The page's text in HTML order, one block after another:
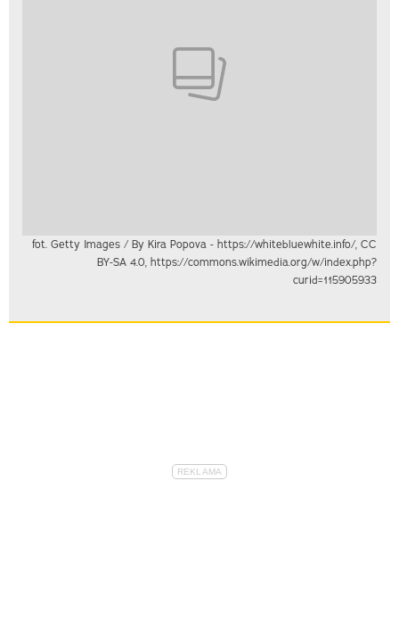
fot. Getty Images / By Kira Popova - https://whitebluewhite.info/, CC
BY-SA 4.0, https://commons.wikimedia.org/w/index.php?
curid=115905933